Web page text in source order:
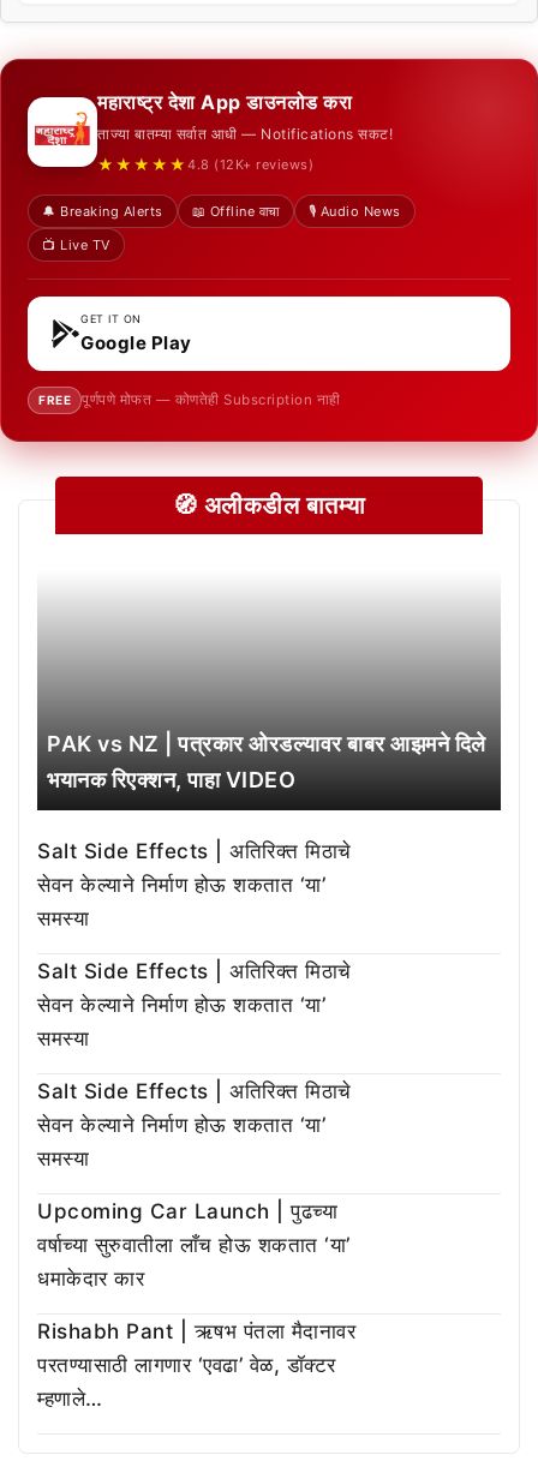
महाराष्ट्र देशा App डाउनलोड करा
ताज्या बातम्या सर्वात आधी — Notifications सकट!
★★★★★ 4.8 (12K+ reviews)
🔔 Breaking Alerts 📖 Offline वाचा
🎙️ Audio News
📺 Live TV
GET IT ON
Google Play
FREE पूर्णपणे मोफत — कोणतेही Subscription नाही
🧭 अलीकडील बातम्या
PAK vs NZ | पत्रकार ओरडल्यावर बाबर आझमने दिले
भयानक रिएक्शन, पाहा VIDEO
Salt Side Effects | अतिरिक्त मिठाचे
सेवन केल्याने निर्माण होऊ शकतात ‘या’
समस्या
Salt Side Effects | अतिरिक्त मिठाचे
सेवन केल्याने निर्माण होऊ शकतात ‘या’
समस्या
Salt Side Effects | अतिरिक्त मिठाचे
सेवन केल्याने निर्माण होऊ शकतात ‘या’
समस्या
Upcoming Car Launch | पुढच्या
वर्षाच्या सुरुवातीला लाँच होऊ शकतात ‘या’
धमाकेदार कार
Rishabh Pant | ऋषभ पंतला मैदानावर
परतण्यासाठी लागणार ‘एवढा’ वेळ, डॉक्टर
म्हणाले…